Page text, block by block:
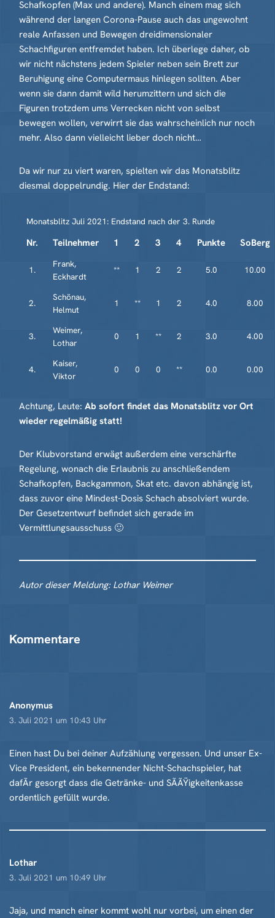
Schafkopfen (Max und andere). Manch einem mag sich
während der langen Corona-Pause auch das ungewohnt
reale Anfassen und Bewegen dreidimensionaler
Schachfiguren entfremdet haben. Ich überlege daher, ob
wir nicht nächstens jedem Spieler neben sein Brett zur
Beruhigung eine Computermaus hinlegen sollten. Aber
wenn sie dann damit wild herumzittern und sich die
Figuren trotzdem ums Verrecken nicht von selbst
bewegen wollen, verwirrt sie das wahrscheinlich nur noch
mehr. Also dann vielleicht lieber doch nicht…
Da wir nur zu viert waren, spielten wir das Monatsblitz
diesmal doppelrundig. Hier der Endstand:
Monatsblitz Juli 2021: Endstand nach der 3. Runde
Nr. Teilnehmer 1 2 3 4 Punkte SoBerg
1.
Frank,
Eckhardt
** 1 2 2 5.0 10.00
2.
Schönau,
Helmut
1 ** 1 2 4.0 8.00
3.
Weimer,
Lothar
0 1 ** 2 3.0 4.00
4.
Kaiser,
Viktor
0 0 0 ** 0.0 0.00
Achtung, Leute: Ab sofort findet das Monatsblitz vor Ort
wieder regelmäßig statt!
Der Klubvorstand erwägt außerdem eine verschärfte
Regelung, wonach die Erlaubnis zu anschließendem
Schafkopfen, Backgammon, Skat etc. davon abhängig ist,
dass zuvor eine Mindest-Dosis Schach absolviert wurde.
Der Gesetzentwurf befindet sich gerade im
Vermittlungsausschuss 🙂
Autor dieser Meldung: Lothar Weimer
Kommentare
Anonymus
3. Juli 2021 um 10:43 Uhr
Einen hast Du bei deiner Aufzählung vergessen. Und unser Ex-
Vice President, ein bekennender Nicht-Schachspieler, hat
dafÃr gesorgt dass die Getränke- und SÃÃŸigkeitenkasse
ordentlich gefüllt wurde.
Lothar
3. Juli 2021 um 10:49 Uhr
Jaja, und manch einer kommt wohl nur vorbei, um einen der